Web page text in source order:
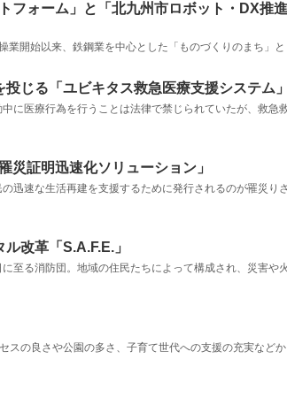
フォーム」と「北九州市ロボット・DX推
開始以来、鉄鋼業を中心とした「ものづくりのまち」
じる「ユビキタス救急医療支援システム」
に医療行為を行うことは法律で禁じられていたが、救急
証明迅速化ソリューション」
迅速な生活再建を支援するために発行されるのが罹災り
改革「S.A.F.E.」
至る消防団。地域の住民たちによって構成され、災害や
の良さや公園の多さ、子育て世代への支援の充実など